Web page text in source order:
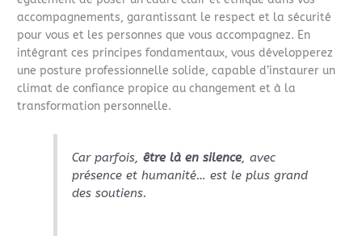
accompagnements, garantissant le respect et la sécurité
pour vous et les personnes que vous accompagnez. En
intégrant ces principes fondamentaux, vous développerez
une posture professionnelle solide, capable d’instaurer un
climat de confiance propice au changement et à la
transformation personnelle.
Car parfois,être là en silence, avec
présence et humanité… est le plus grand
des soutiens.